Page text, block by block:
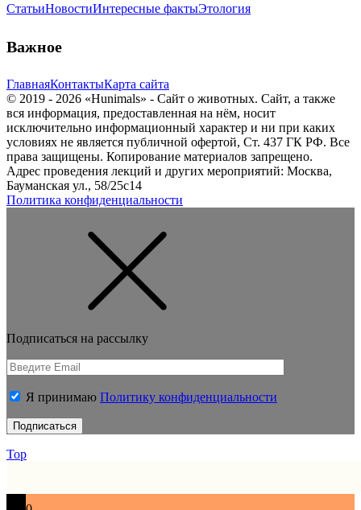
СтатьиНовостиИнтересные фактыЭтология
Важное
ГлавнаяКонтактыКарта сайта
© 2019 - 2026 «Hunimals» - Сайт о животных. Сайт, а также
вся информация, предоставленная на нём, носит
исключительно информационный характер и ни при каких
условиях не является публичной офертой, Ст. 437 ГК РФ. Все
права защищены. Копирование материалов запрещено.
Адрес проведения лекций и других мероприятий: Москва,
Бауманская ул., 58/25с14
Политика конфиденциальности
Подписаться на рассылку
Я принимаю Политику конфиденциальности
Top